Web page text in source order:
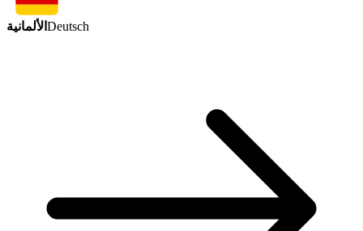
الألمانية Deutsch